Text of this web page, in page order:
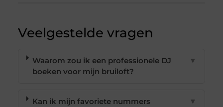
Veelgestelde vragen
Waarom zou ik een professionele DJ
boeken voor mijn bruiloft?
▼
Kan ik mijn favoriete nummers
▼